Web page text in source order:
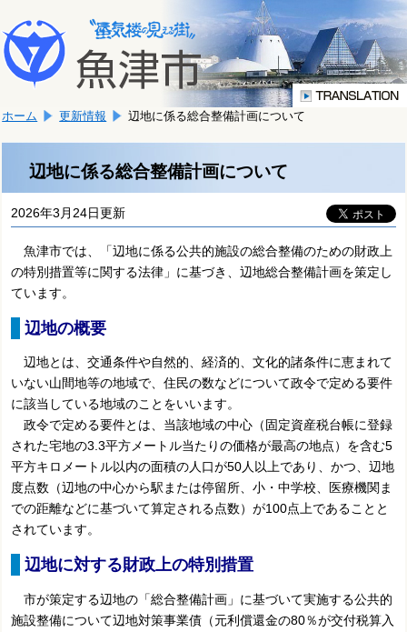
文
へ
移
ま
す。
こ
か
文
ホーム 更新情報 辺地に係る総合整備計画について
辺地に係る総合整備計画について
2026年3月24日更新
魚津市では、「辺地に係る公共的施設の総合整備のための財政上
の特別措置等に関する法律」に基づき、辺地総合整備計画を策定し
ています。
辺地の概要
辺地とは、交通条件や自然的、経済的、文化的諸条件に恵まれて
いない山間地等の地域で、住民の数などについて政令で定める要件
に該当している地域のことをいいます。
政令で定める要件とは、当該地域の中心（固定資産税台帳に登録
された宅地の3.3平方メートル当たりの価格が最高の地点）を含む5
平方キロメートル以内の面積の人口が50人以上であり、かつ、辺地
度点数（辺地の中心から駅または停留所、小・中学校、医療機関ま
での距離などに基づいて算定される点数）が100点上であることと
されています。
辺地に対する財政上の特別措置
市が策定する辺地の「総合整備計画」に基づいて実施する公共的
施設整備について辺地対策事業債（元利償還金の80％が交付税算入